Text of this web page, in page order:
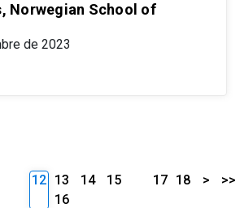
Norwegian School of
de 2023
12 13 14
15
16
17 18 > >>